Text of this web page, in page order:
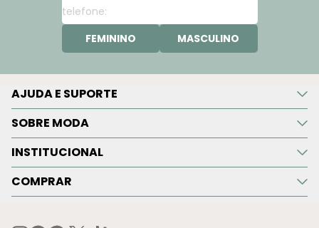
FEMININO MASCULINO
AJUDA E SUPORTE
SOBRE MODA
INSTITUCIONAL
COMPRAR